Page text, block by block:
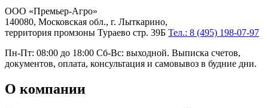
ООО «Премьер-Агро»
140080, Московская обл., г. Лыткарино,
территория промзоны Тураево стр. 39Б Тел.: 8 (495) 198-07-97
Пн-Пт: 08:00 до 18:00 Сб-Вс: выходной. Выписка счетов,
документов, оплата, консультация и самовывоз в будние дни.
О компании